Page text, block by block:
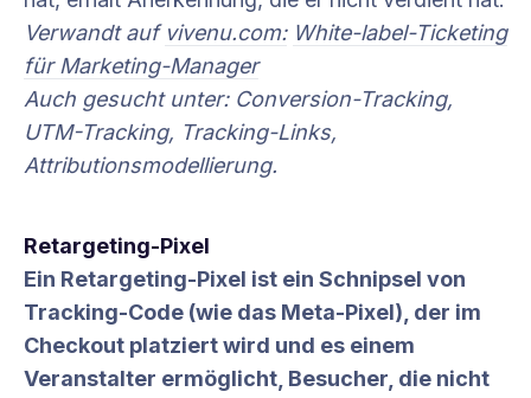
Verwandt auf vivenu.com: White-label-Ticketing
für Marketing-Manager
Auch gesucht unter: Conversion-Tracking,
UTM-Tracking, Tracking-Links,
Attributionsmodellierung.
Retargeting-Pixel
Ein Retargeting-Pixel ist ein Schnipsel von
Tracking-Code (wie das Meta-Pixel), der im
Checkout platziert wird und es einem
Veranstalter ermöglicht, Besucher, die nicht